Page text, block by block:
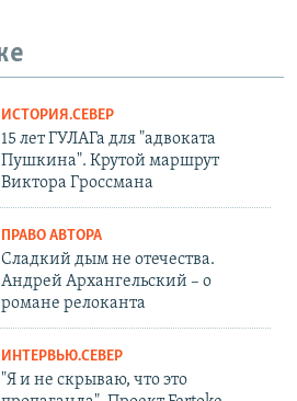
ИСТОРИЯ.СЕВЕР
15 лет ГУЛАГа для "адвоката
Пушкина". Крутой маршрут
Виктора Гроссмана
ПРАВО АВТОРА
Сладкий дым не отечества.
Андрей Архангельский – о
романе релоканта
ИНТЕРВЬЮ.СЕВЕР
"Я и не скрываю, что это